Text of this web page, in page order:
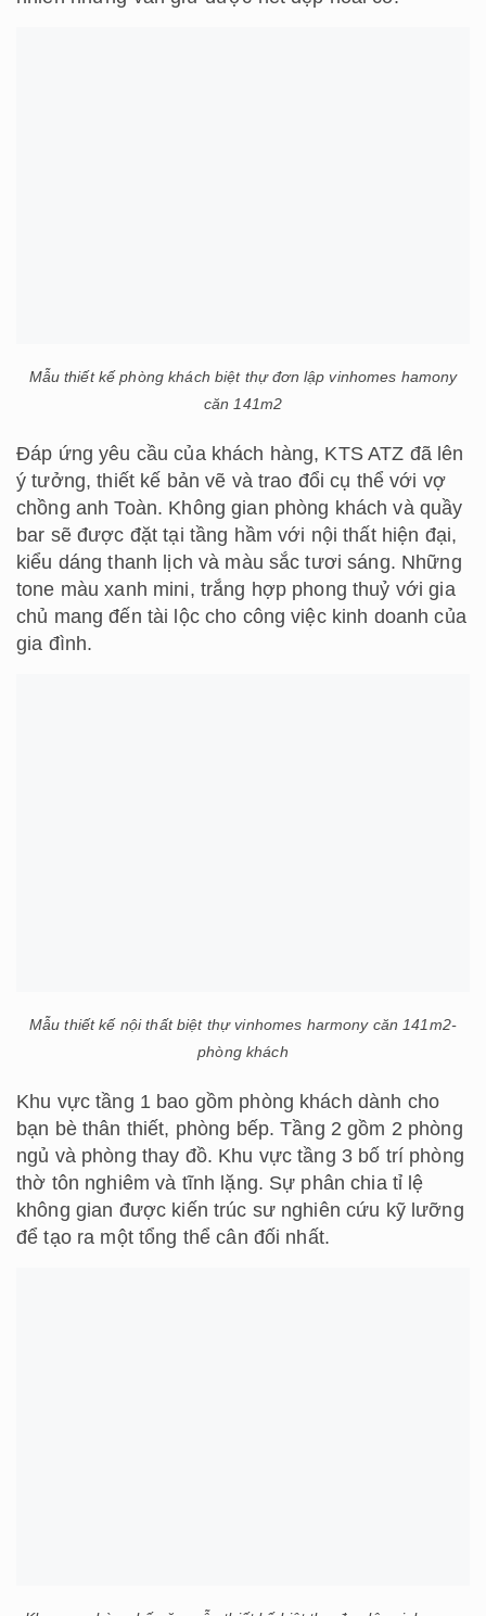
Mẫu thiết kế phòng khách biệt thự đơn lập vinhomes hamony
căn 141m2
Đáp ứng yêu cầu của khách hàng, KTS ATZ đã lên
ý tưởng, thiết kế bản vẽ và trao đổi cụ thể với vợ
chồng anh Toàn. Không gian phòng khách và quầy
bar sẽ được đặt tại tầng hầm với nội thất hiện đại,
kiểu dáng thanh lịch và màu sắc tươi sáng. Những
tone màu xanh mini, trắng hợp phong thuỷ với gia
chủ mang đến tài lộc cho công việc kinh doanh của
gia đình.
Mẫu thiết kế nội thất biệt thự vinhomes harmony căn 141m2-
phòng khách
Khu vực tầng 1 bao gồm phòng khách dành cho
bạn bè thân thiết, phòng bếp. Tầng 2 gồm 2 phòng
ngủ và phòng thay đồ. Khu vực tầng 3 bố trí phòng
thờ tôn nghiêm và tĩnh lặng. Sự phân chia tỉ lệ
không gian được kiến trúc sư nghiên cứu kỹ lưỡng
để tạo ra một tổng thể cân đối nhất.